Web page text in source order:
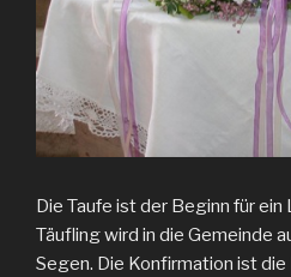
Die Taufe ist der Beginn für
Täufling wird in die Gemeinde
Segen. Die Konfirmation ist